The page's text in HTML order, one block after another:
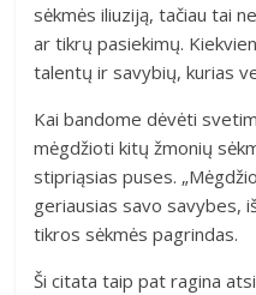
sėkmės iliuziją, tačiau tai
ar tikrų pasiekimų.
talentų ir savybių, kurias
Kai bandome dėvėti
mėgdžioti kitų žmonių
stipriąsias puses.
geriausias savo savybes,
tikros sėkmės pagrindas.
Ši citata taip pat ragina